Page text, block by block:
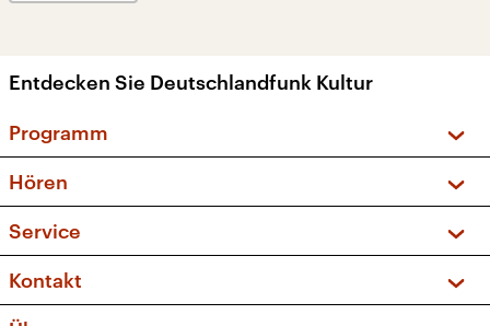
Entdecken Sie Deutschlandfunk Kultur
Programm
Sendungen und Podcasts
Musikliste
Kakadu – Das Kinderprogramm
Hören
Frequenzen (UKW + DAB+)
Service
FAQ
Apps
Kontakt